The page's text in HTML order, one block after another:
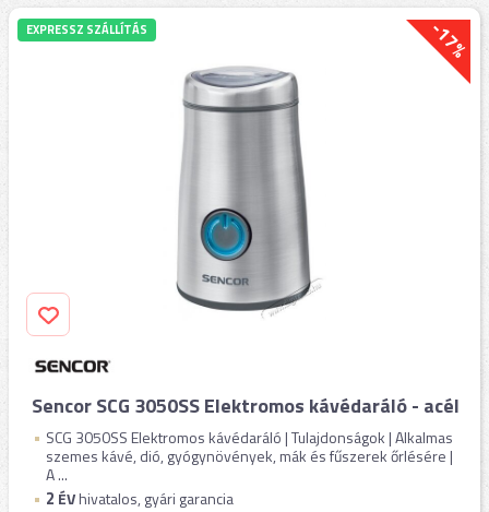
-17%
EXPRESSZ SZÁLLÍTÁS
Sencor SCG 3050SS Elektromos kávédaráló - acél
SCG 3050SS Elektromos kávédaráló | Tulajdonságok | Alkalmas
szemes kávé, dió, gyógynövények, mák és fűszerek őrlésére |
A ...
2 ÉVhivatalos, gyári garancia